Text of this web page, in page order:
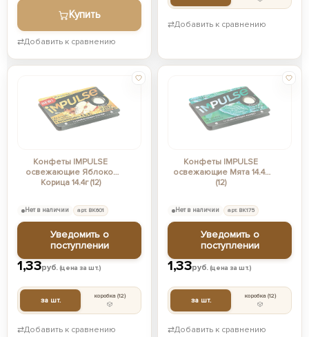
Купить
⇄Добавить к сравнению
⇄Добавить к сравнению
Конфеты IMPULSE
освежающие Яблоко-
Корица 14.4г (12)
1,33руб.(цена за шт.)
за шт. коробка(12)
Нет в наличии арт. ВК601
Уведомить о
поступлении
⇄Добавить к сравнению
Конфеты IMPULSE
освежающие Мята 14.4г
(12)
1,33руб.(цена за шт.)
за шт. коробка(12)
Нет в наличии арт. ВК175
Уведомить о
поступлении
⇄Добавить к сравнению